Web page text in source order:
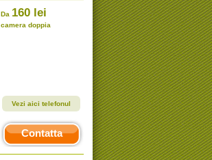
Da 160 lei
camera doppia
Vezi aici telefonul
Contatta